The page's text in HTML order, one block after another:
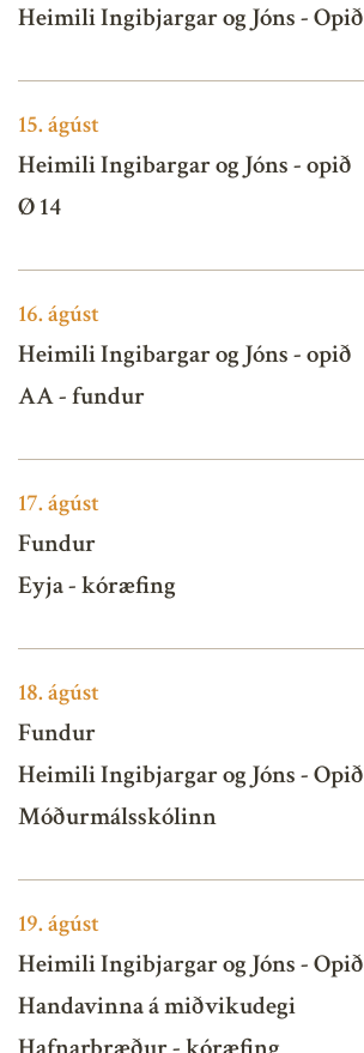
Heimili Ingibjargar og Jóns - Opið
15.ágúst
Heimili Ingibargar og Jóns - opið
Ø 14
16.ágúst
Heimili Ingibargar og Jóns - opið
AA - fundur
17.ágúst
Fundur
Eyja - kóræfing
18.ágúst
Fundur
Heimili Ingibjargar og Jóns - Opið
Móðurmálsskólinn
19.ágúst
Heimili Ingibjargar og Jóns - Opið
Handavinna á miðvikudegi